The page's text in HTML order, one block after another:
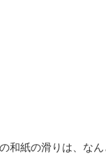
和紙の滑りは、な